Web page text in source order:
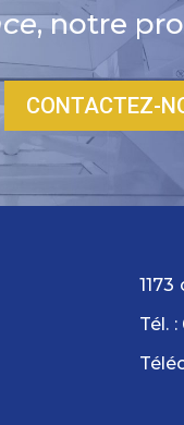
, notre
CONTACTEZ-
Tél. :